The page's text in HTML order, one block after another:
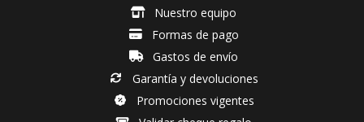
Nuestro equipo
Formas de pago
Gastos de envío
Garantía y devoluciones
Promociones vigentes